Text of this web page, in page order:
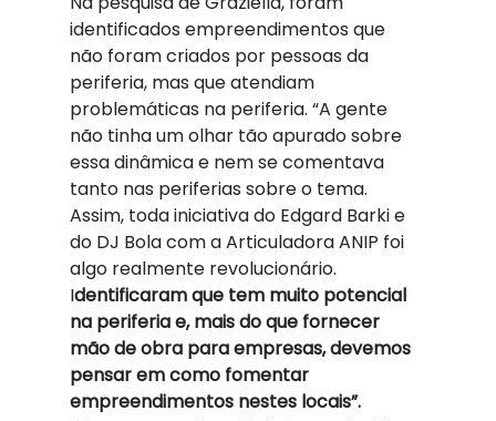
identificados empreendimentos que
não foram criados por pessoas da
periferia, mas que atendiam
problemáticas na periferia. “A gente
não tinha um olhar tão apurado sobre
essa dinâmica e nem se comentava
tanto nas periferias sobre o tema.
Assim, toda iniciativa do Edgard Barki e
do DJ Bola com a Articuladora ANIP foi
algo realmente revolucionário.
Identificaram que tem muito potencial
na periferia e, mais do que fornecer
mão de obra para empresas, devemos
pensar em como fomentar
empreendimentos nestes locais”.